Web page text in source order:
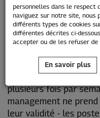
plusieurs fois par
management ne
leur validité - les
personnelles dans le respect
naviguez sur notre site, nous
différents types de cookies
différentes décrites ci-
accepter ou de les refuser de
En savoir plus